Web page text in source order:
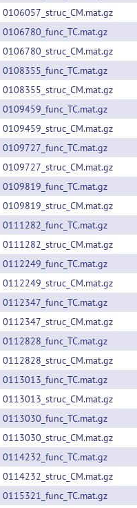
0106057_struc_CM.mat.gz
0106780_func_TC.mat.gz
0106780_struc_CM.mat.gz
0108355_func_TC.mat.gz
0108355_struc_CM.mat.gz
0109459_func_TC.mat.gz
0109459_struc_CM.mat.gz
0109727_func_TC.mat.gz
0109727_struc_CM.mat.gz
0109819_func_TC.mat.gz
0109819_struc_CM.mat.gz
0111282_func_TC.mat.gz
0111282_struc_CM.mat.gz
0112249_func_TC.mat.gz
0112249_struc_CM.mat.gz
0112347_func_TC.mat.gz
0112347_struc_CM.mat.gz
0112828_func_TC.mat.gz
0112828_struc_CM.mat.gz
0113013_func_TC.mat.gz
0113013_struc_CM.mat.gz
0113030_func_TC.mat.gz
0113030_struc_CM.mat.gz
0114232_func_TC.mat.gz
0114232_struc_CM.mat.gz
0115321_func_TC.mat.gz